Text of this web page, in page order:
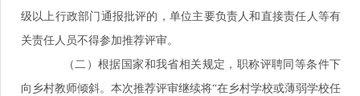
级以上行政部门通报批评的，单位主要负责人和直接责任人等有
关责任人员不得参加推荐评审。
（二）根据国家和我省相关规定，职称评聘同等条件下
向乡村教师倾斜。本次推荐评审继续将“在乡村学校或薄弱学校任